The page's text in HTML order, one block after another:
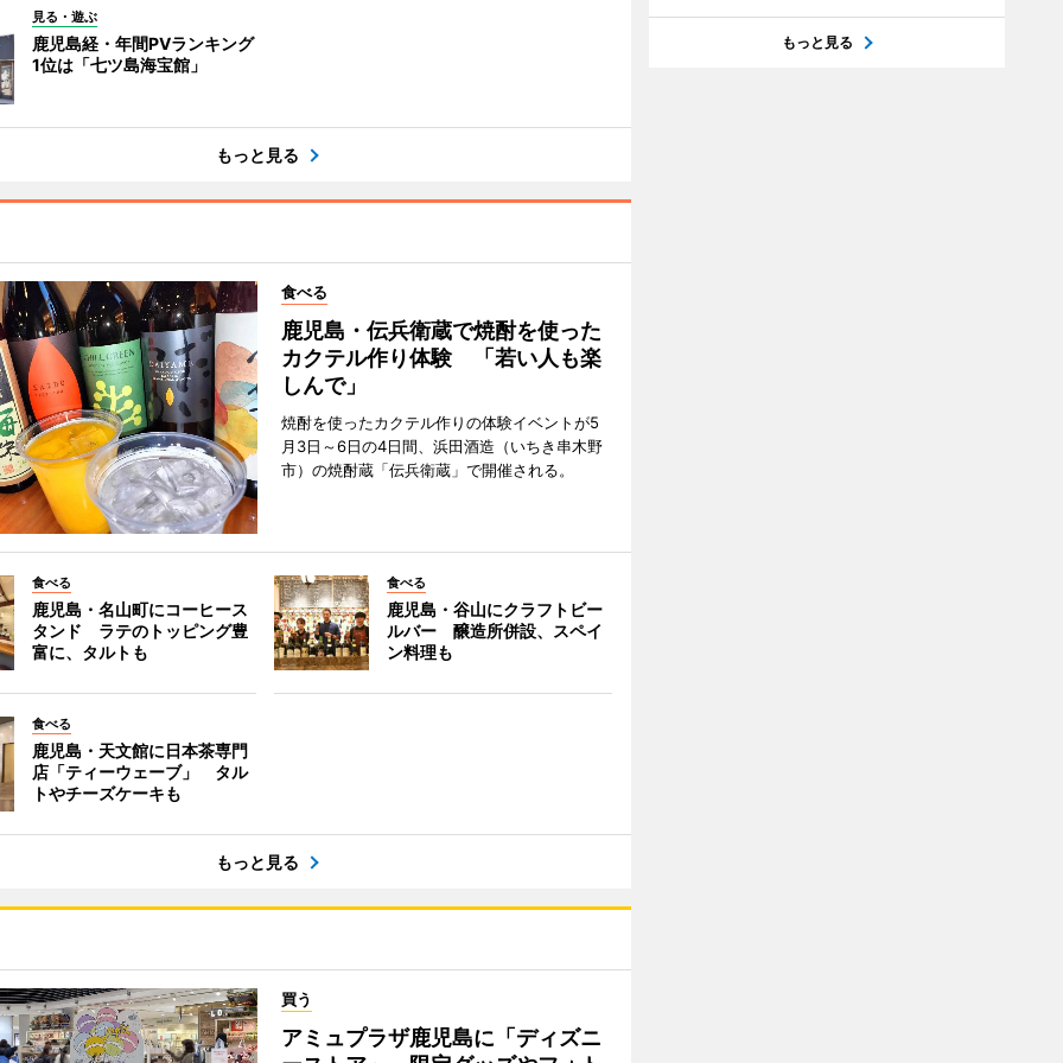
見る・遊ぶ
鹿児島経・年間PVランキング
1位は「七ツ島海宝館」
もっと見る
食べる
鹿児島・伝兵衛蔵で焼酎を使った
カクテル作り体験 「若い人も楽
しんで」
焼酎を使ったカクテル作りの体験イベントが5
月3日～6日の4日間、浜田酒造（いちき串木野
市）の焼酎蔵「伝兵衛蔵」で開催される。
食べる
鹿児島・名山町にコーヒース
タンド ラテのトッピング豊
富に、タルトも
食べる
鹿児島・谷山にクラフトビー
ルバー 醸造所併設、スペイ
ン料理も
食べる
鹿児島・天文館に日本茶専門
店「ティーウェーブ」 タル
トやチーズケーキも
もっと見る
買う
アミュプラザ鹿児島に「ディズニ
もっと見る